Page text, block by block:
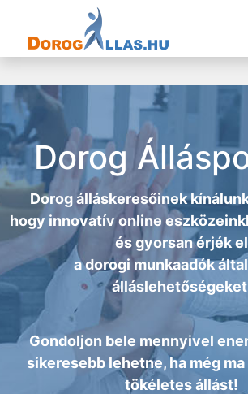
Dorog
Dorog álláskeresőinek
hogy innovatív online
és gyorsan érjék el
adorogi munkaadók
Gondoljon bele mennyivel
sikeresebb lehetne, ha még
tökéletes állást!